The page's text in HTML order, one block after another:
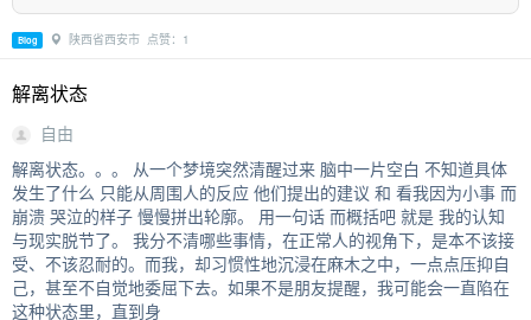
Blog 陕西省西安市 点赞：1
解离状态
自由
解离状态。。。 从一个梦境突然清醒过来 脑中一片空白 不知道具体
发生了什么 只能从周围人的反应 他们提出的建议 和 看我因为小事 而
崩溃 哭泣的样子 慢慢拼出轮廓。 用一句话 而概括吧 就是 我的认知
与现实脱节了。 我分不清哪些事情，在正常人的视角下，是本不该接
受、不该忍耐的。而我，却习惯性地沉浸在麻木之中，一点点压抑自
己，甚至不自觉地委屈下去。如果不是朋友提醒，我可能会一直陷在
这种状态里，直到身